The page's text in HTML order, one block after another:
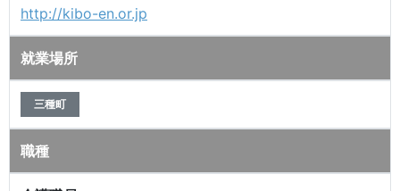
http://kibo-en.or.jp
就業場所
三種町
職種